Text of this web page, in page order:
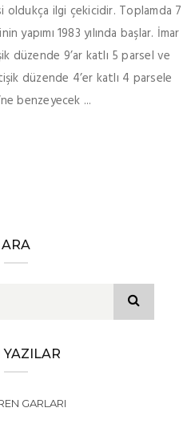
ilgi çekicidir. Toplamda 7
yapımı 1983 yılında başlar. İmar
düzende 9’ar katlı 5 parsel ve
düzende 4’er katlı 4 parsele
benzeyecek ...
ARA
YAZILAR
GARLARI